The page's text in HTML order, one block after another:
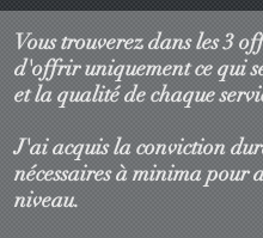
Vous trouverez dans les 3
d'offrir uniquement ce qui
et la qualité de chaque
J'ai acquis la conviction
nécessaires à minima pour
niveau.